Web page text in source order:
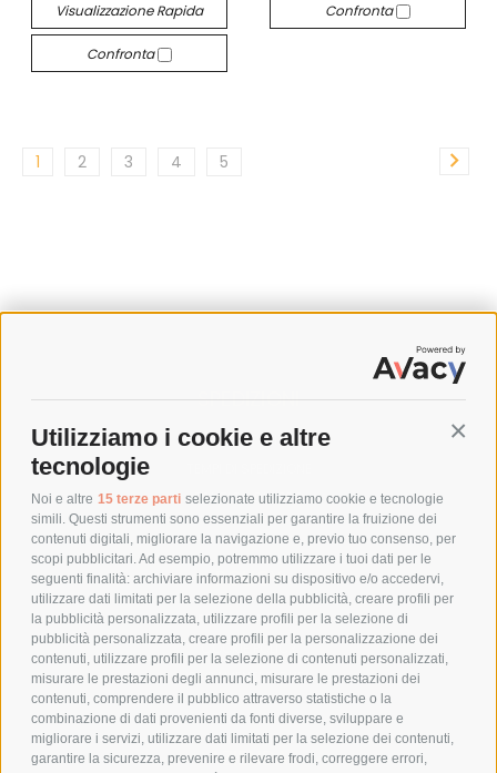
Utilizziamo i cookie e altre
tecnologie
Noi e altre 15 terze parti selezionate utilizziamo cookie e tecnologie
simili. Questi strumenti sono essenziali per garantire la fruizione dei
contenuti digitali, migliorare la navigazione e, previo tuo consenso, per
scopi pubblicitari. Ad esempio, potremmo utilizzare i tuoi dati per le
seguenti finalità: archiviare informazioni su dispositivo e/o accedervi,
utilizzare dati limitati per la selezione della pubblicità, creare profili per
la pubblicità personalizzata, utilizzare profili per la selezione di
pubblicità personalizzata, creare profili per la personalizzazione dei
contenuti, utilizzare profili per la selezione di contenuti personalizzati,
misurare le prestazioni degli annunci, misurare le prestazioni dei
contenuti, comprendere il pubblico attraverso statistiche o la
combinazione di dati provenienti da fonti diverse, sviluppare e
migliorare i servizi, utilizzare dati limitati per la selezione dei contenuti,
garantire la sicurezza, prevenire e rilevare frodi, correggere errori,
Visualizzazione Rapida
Confronta
Confronta
1 2 3 4 5
SPEDIZIONI
COSTI DI SPEDIZIONE
POLITICA DI RESO
POLICY
PRIVACY POLICY
COOKIE POLICY
PAGAMENTI SICURI
AZIENDA